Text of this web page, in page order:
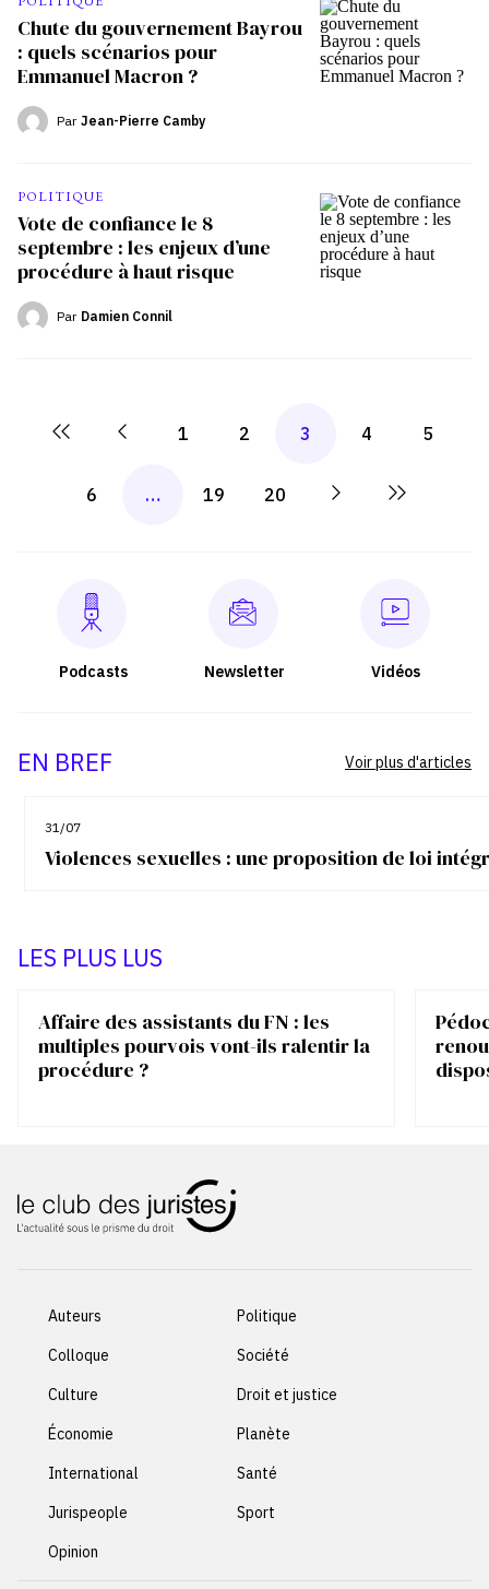
Chute du gouvernement Bayrou
: quels scénarios pour
Emmanuel Macron ?
Par Jean-Pierre Camby
POLITIQUE
Vote de confiance le 8
septembre : les enjeux d’une
procédure à haut risque
Par Damien Connil
1 2 3 4 5
6 … 19 20
Podcasts Newsletter Vidéos
EN BREF
31/07
Violences sexuelles : une proposition de loi
Voir plus d'articles
LES PLUS LUS
Affaire des assistants du FN : les
multiples pourvois vont-ils ralentir la
procédure ?
Auteurs
Colloque
Culture
Économie
International
Jurispeople
Opinion
Politique
Société
Droit et justice
Planète
Santé
Sport